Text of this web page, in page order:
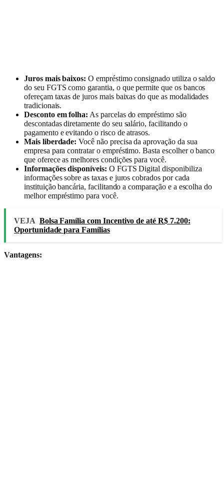
Juros mais baixos: O empréstimo consignado utiliza o saldo
do seu FGTS como garantia, o que permite que os bancos
ofereçam taxas de juros mais baixas do que as modalidades
tradicionais.
Desconto em folha: As parcelas do empréstimo são
descontadas diretamente do seu salário, facilitando o
pagamento e evitando o risco de atrasos.
Mais liberdade: Você não precisa da aprovação da sua
empresa para contratar o empréstimo. Basta escolher o banco
que oferece as melhores condições para você.
Informações disponíveis: O FGTS Digital disponibiliza
informações sobre as taxas e juros cobrados por cada
instituição bancária, facilitando a comparação e a escolha do
melhor empréstimo para você.
VEJA Bolsa Família com Incentivo de até R$ 7.200:
Oportunidade para Famílias
Vantagens: